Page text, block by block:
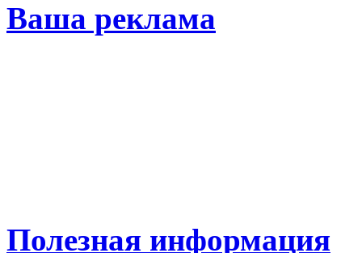
Ваша реклама
Полезная информация